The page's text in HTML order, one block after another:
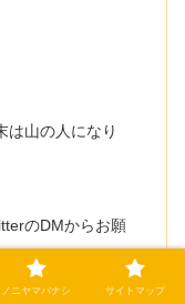
は山の人になり
のDMからお願
ノニヤマバナシ サイトマップ